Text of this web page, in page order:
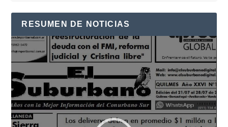
RESUMEN DE NOTICIAS
Reproductor
de
vídeo